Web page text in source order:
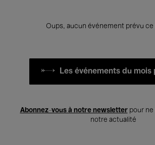
Oups, aucun événement prévu
Les événements du mois
Abonnez-vous à notre newsletterpour ne
notre actualité